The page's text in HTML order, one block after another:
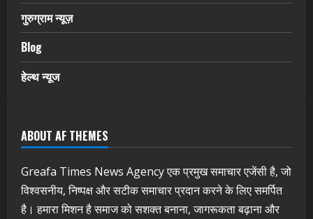
गुरुग्राम न्यूज़
Blog
हेल्थ न्यूज
ABOUT AF THEMES
Greafa Times News Agency एक प्रमुख समाचार एजेंसी है, जो
विश्वसनीय, निष्पक्ष और सटीक समाचार प्रदान करने के लिए समर्पित
है। हमारा मिशन है समाज को सशक्त बनाना, जागरूकता बढ़ाना और